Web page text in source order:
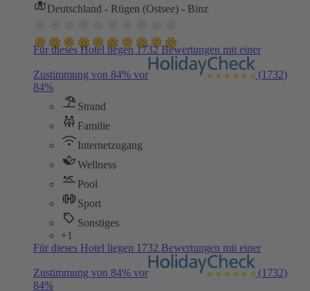
Deutschland - Rügen (Ostsee) - Binz
Für dieses Hotel liegen 1732 Bewertungen mit einer
Zustimmung von 84% vor
(1732)
84%
Strand
Familie
Internetzugang
Wellness
Pool
Sport
Sonstiges
+1
Für dieses Hotel liegen 1732 Bewertungen mit einer
Zustimmung von 84% vor
(1732)
84%